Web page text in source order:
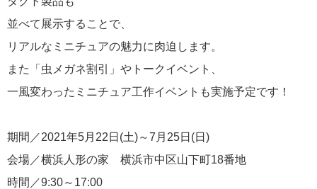
並べて展示することで、
リアルなミニチュアの魅力に肉迫します。
また「虫メガネ割引」やトークイベント、
一風変わったミニチュア工作イベントも実施予定です！
期間／2021年5月22日(土)～7月25日(日)
会場／横浜人形の家 横浜市中区山下町18番地
時間／9:30～17:00